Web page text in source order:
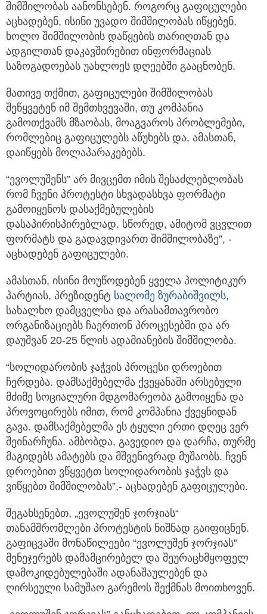
შიმშილობას აანონსებენ. როგორც გაფიცულები
აცხადებენ, ისინი უვადო შიმშილობას იწყებენ,
ხოლო შიმშილობის დაწყების თარიღთან და
ადგილთან დაკავშირებით ინფორმაციას
საზოგადოებას უახლოეს დღეებში გააცნობენ.
მათივე თქმით, გაფიცულები შიმშილობას
შეწყვეტენ იმ შემთხვევაში, თუ კომპანია
გამოთქვამს მზაობას, მოაგვაროს პრობლემები,
რომლებიც გაფიცულებს აწუხებს და, ამასთან,
დაიწყებს მოლაპარაკებებს.
“ევოლუშენს” არ მივცემთ იმის შესაძლებლობას
რომ ჩვენი პროტესტი სხვადასხვა ფორმატი
გამოიყენოს დასაქმებულების
დასაპირისპირებლად. სწორედ, ამიტომ ვცვლით
ფორმატს და გადავდივართ შიმშილობაზე”, -
აცხადებენ გაფიცულები.
ამასთან, ისინი მოუწოდებენ ყველა პოლიტიკურ
პარტიას, პრეზიდენტ სალომე ზურაბიშვილს,
სახალხო დამცველსა და არასამთავრობო
ორგანიზაციებს ჩაერთონ პროცესებში და არ
დაუშვან 20-25 წლის ადამიანების შიმშილობა.
“სოლიდარობის ჯაჭვის პროცესი დროებით
ჩერდება. დამსაქმებელმა ქვეყანაში არსებული
მძიმე სოციალური მდგომარეობა გამოიყენა და
პროვოცირებს იმით, რომ კომპანია ქვეყნიდან
გავა. დამსაქმებელმა ეს ტყული ერთი დღეც ვერ
შეინარჩუნა. ამბობდა, გავედიო და დარჩა, თურმე
მაგიდებს ამატებს და მშვენივრად მუშაობს. ჩვენ
დროებით ვწყვეტთ სოლიდარობის ჯაჭვს და
ვიწყებთ შიმშილობას”,- აცხადებენ გაფიცულები.
შეგახსენებთ, „ევოლუშენ ჯორჯიას“
თანამშრომლები პროტესტის ნიშნად გაიფიცნენ.
გაფიცვაში მონაწილეები “ევოლუშენ ჯორჯიას”
მენეჯერებს დამამცირებელ და შეურაცხმყოფელ
დამოკიდებულებაში ადანაშაულებენ და
ღირსეული სამუშაო გარემოს შექმნას მოითხოვენ.